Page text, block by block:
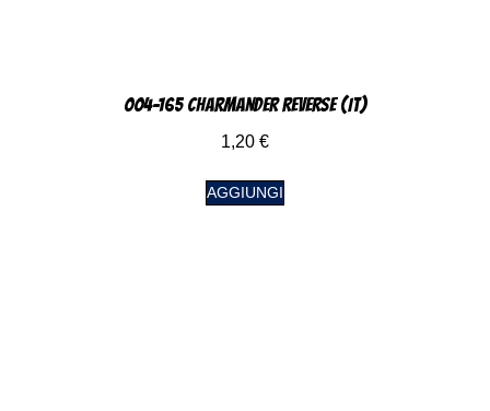
004-165 Charmander Reverse (IT)
1,20 €
AGGIUNGI